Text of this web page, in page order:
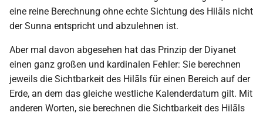
eine reine Berechnung ohne echte Sichtung des Hilāls nicht
der Sunna entspricht und abzulehnen ist.
Aber mal davon abgesehen hat das Prinzip der Diyanet
einen ganz großen und kardinalen Fehler: Sie berechnen
jeweils die Sichtbarkeit des Hilāls für einen Bereich auf der
Erde, an dem das gleiche westliche Kalenderdatum gilt. Mit
anderen Worten, sie berechnen die Sichtbarkeit des Hilāls